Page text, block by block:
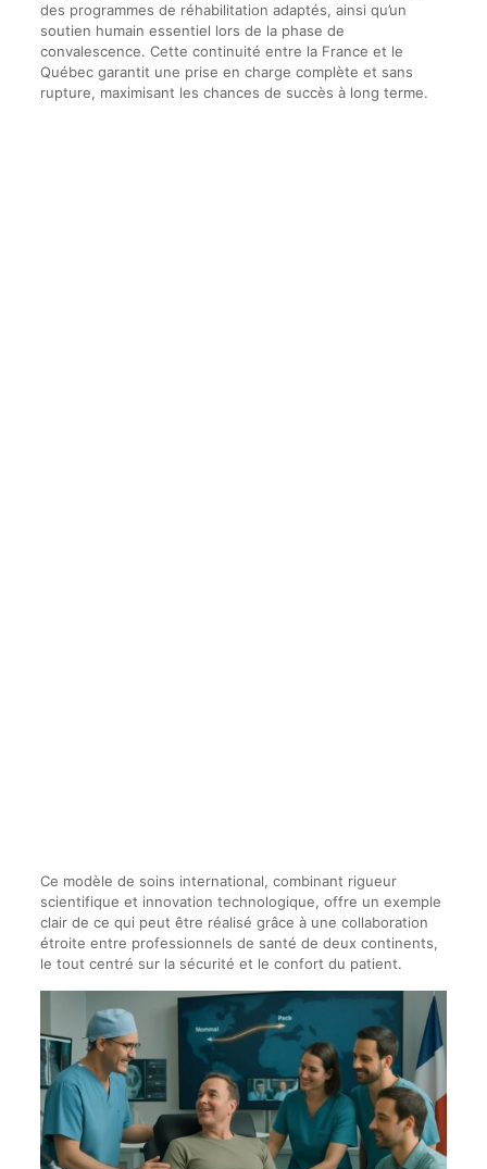
des programmes de réhabilitation adaptés, ainsi qu’un
soutien humain essentiel lors de la phase de
convalescence. Cette continuité entre la France et le
Québec garantit une prise en charge complète et sans
rupture, maximisant les chances de succès à long terme.
Ce modèle de soins international, combinant rigueur
scientifique et innovation technologique, offre un exemple
clair de ce qui peut être réalisé grâce à une collaboration
étroite entre professionnels de santé de deux continents,
le tout centré sur la sécurité et le confort du patient.